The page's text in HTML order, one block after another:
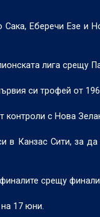
Еберечи Езе и
лига срещу
си трофей от
контроли с Нова
Канзас Сити, за да
срещу
17 юни.